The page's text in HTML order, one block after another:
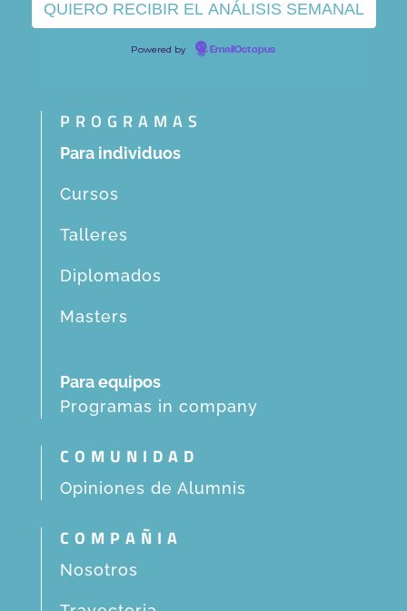
Powered by EmailOctopus
PROGRAMAS
Para individuos
Cursos
Talleres
Diplomados
Masters
Para equipos
Programas in company
COMUNIDAD
Opiniones de Alumnis
COMPAÑIA
Nosotros